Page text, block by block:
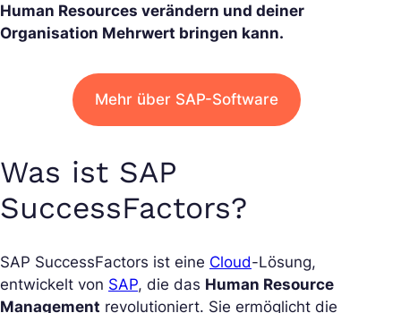
Human Resources verändern und deiner
Organisation Mehrwert bringen kann.
Mehr über SAP-Software
Was ist SAP
SuccessFactors?
SAP SuccessFactors ist eine Cloud-Lösung,
entwickelt von SAP, die das Human Resource
Management revolutioniert. Sie ermöglicht die